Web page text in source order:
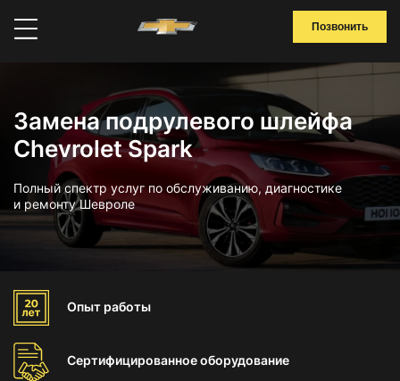
Позвонить
Замена подрулевого шлейфа
Chevrolet Spark
Полный спектр услуг по обслуживанию, диагностике
и ремонту Шевроле
Опыт работы
Сертифицированноеоборудование